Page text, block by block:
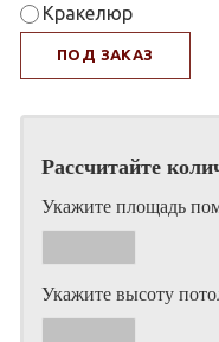
Кракелюр
ПОД ЗАКАЗ
Рассчитайте
Укажите площадь
Укажите высоту